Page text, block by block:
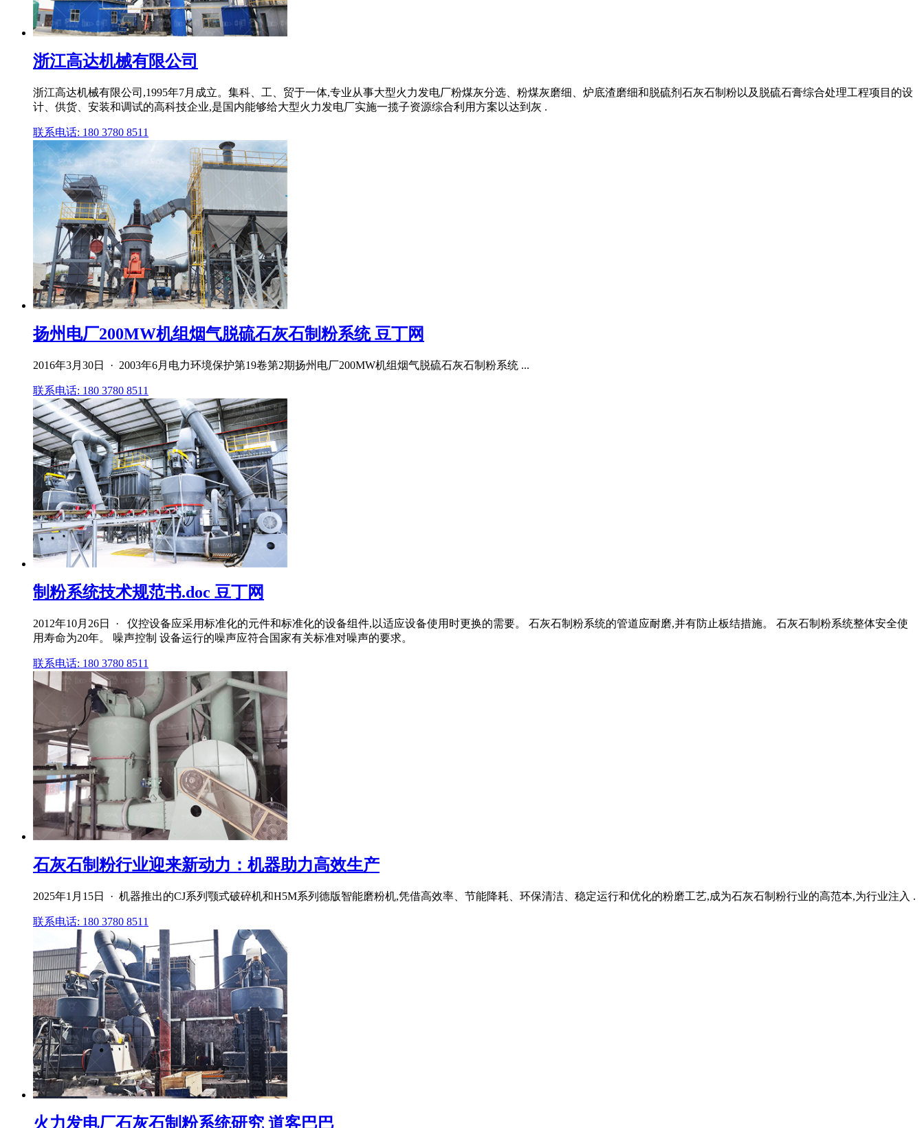
浙江高达机械有限公司
浙江高达机械有限公司,1995年7月成立。集科、工、贸于一体,专业从事大型火力发电厂粉煤灰分选、粉煤灰磨细、炉底渣磨细和脱硫剂石灰石制粉以及脱硫石膏综合处理工程项目的设
计、供货、安装和调试的高科技企业,是国内能够给大型火力发电厂实施一揽子资源综合利用方案以达到灰 .
联系电话: 180 3780 8511
扬州电厂200MW机组烟气脱硫石灰石制粉系统 豆丁网
2016年3月30日 · 2003年6月电力环境保护第19卷第2期扬州电厂200MW机组烟气脱硫石灰石制粉系统 ...
联系电话: 180 3780 8511
制粉系统技术规范书.doc 豆丁网
2012年10月26日 · 仪控设备应采用标准化的元件和标准化的设备组件,以适应设备使用时更换的需要。 石灰石制粉系统的管道应耐磨,并有防止板结措施。 石灰石制粉系统整体安全使
用寿命为20年。 噪声控制 设备运行的噪声应符合国家有关标准对噪声的要求。
联系电话: 180 3780 8511
石灰石制粉行业迎来新动力：机器助力高效生产
2025年1月15日 · 机器推出的CJ系列颚式破碎机和H5M系列德版智能磨粉机,凭借高效率、节能降耗、环保清洁、稳定运行和优化的粉磨工艺,成为石灰石制粉行业的高范本,为行业注入 .
联系电话: 180 3780 8511
火力发电厂石灰石制粉系统研究 道客巴巴